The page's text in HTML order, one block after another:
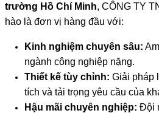
trường Hồ Chí Minh, CÔNG TY
hào là đơn vị hàng đầu với:
Kinh nghiệm chuyên sâu:
ngành công nghiệp nặng.
Thiết kế tùy chỉnh: Giải pháp
tích và tải trọng yêu cầu của
Hậu mãi chuyên nghiệp: Đội